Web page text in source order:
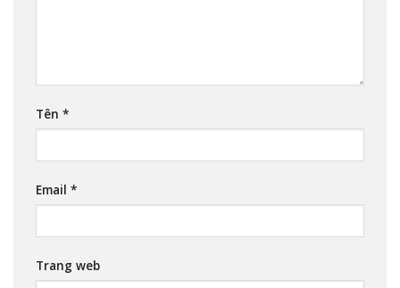
Tên *
Email *
Trang web